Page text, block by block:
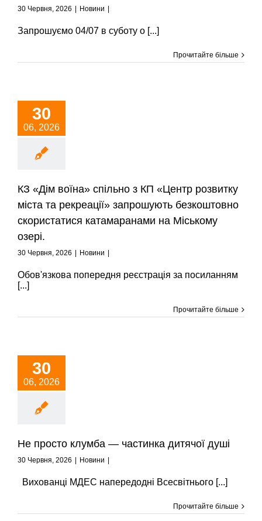
30 Червня, 2026 Новини
Запрошуємо 04/07 в суботу о [...]
Прочитайте більше
30
06, 2026
КЗ «Дім воїна» спільно з КП «Центр розвитку
міста та рекреації» запрошують безкоштовно
скористатися катамаранами на Міському
озері.
30 Червня, 2026 Новини
Обов'язкова попередня реєстрація за посиланням
[...]
Прочитайте більше
30
06, 2026
Не просто клумба — частинка дитячої душі
30 Червня, 2026 Новини
Вихованці МДЕС напередодні Всесвітнього [...]
Прочитайте більше